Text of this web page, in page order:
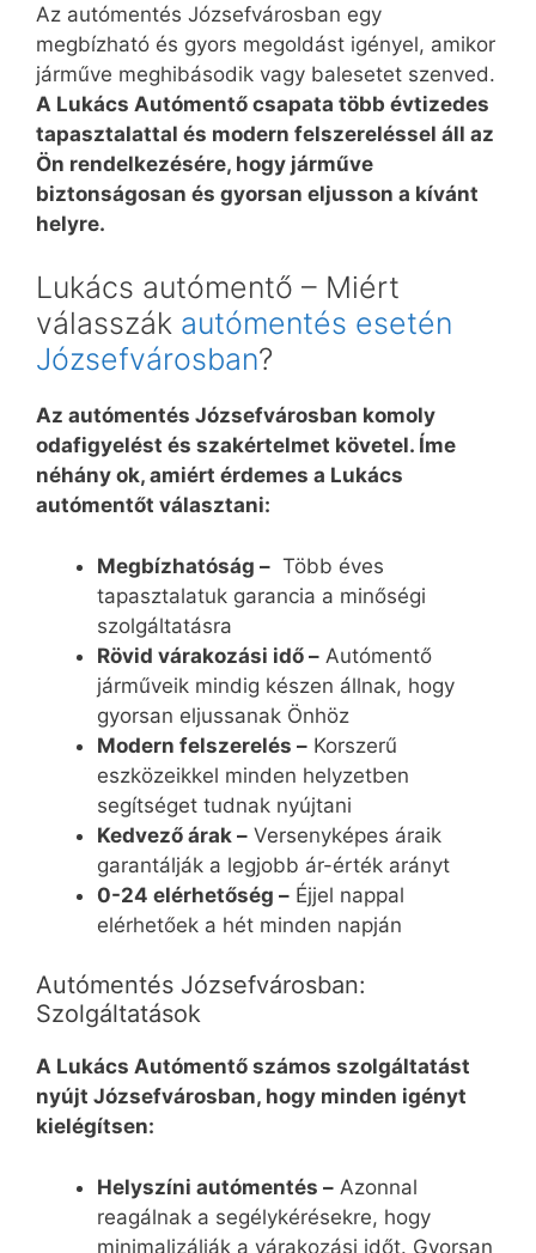
Az autómentés Józsefvárosban egy
megbízható és gyors megoldást igényel, amikor
járműve meghibásodik vagy balesetet szenved.
A Lukács Autómentő csapata több évtizedes
tapasztalattal és modern felszereléssel áll az
Ön rendelkezésére, hogy járműve
biztonságosan és gyorsan eljusson a kívánt
helyre.
Lukács autómentő – Miért
válasszák autómentés esetén
Józsefvárosban?
Az autómentés Józsefvárosban komoly
odafigyelést és szakértelmet követel. Íme
néhány ok, amiért érdemes a Lukács
autómentőt választani:
Megbízhatóság – Több éves
tapasztalatuk garancia a minőségi
szolgáltatásra
Rövid várakozási idő – Autómentő
járműveik mindig készen állnak, hogy
gyorsan eljussanak Önhöz
Modern felszerelés – Korszerű
eszközeikkel minden helyzetben
segítséget tudnak nyújtani
Kedvező árak – Versenyképes áraik
garantálják a legjobb ár-érték arányt
0-24 elérhetőség – Éjjel nappal
elérhetőek a hét minden napján
Autómentés Józsefvárosban:
Szolgáltatások
A Lukács Autómentő számos szolgáltatást
nyújt Józsefvárosban, hogy minden igényt
kielégítsen:
Helyszíni autómentés – Azonnal
reagálnak a segélykérésekre, hogy
minimalizálják a várakozási időt. Gyorsan